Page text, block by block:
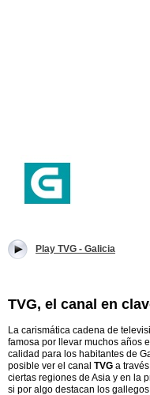
Play TVG - Galicia
TVG, el canal en
La carismática cadena de
famosa por llevar muchos años
calidad para los habitantes de
posible ver el canal TVG a
ciertas regiones de Asia y en la
si por algo destacan los